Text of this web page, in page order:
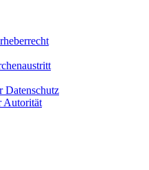
Datenschutz
Autorität